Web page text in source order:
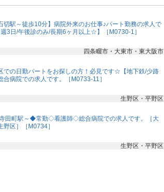
切駅～徒歩10分】病院外来のお仕事♪パート勤務の求人で
3日/午後診のみ/長期6ヶ月以上☆】［M0730-1］
四条畷市・大東市・東大阪市
での日勤パートをお探しの方！必見です☆【地下鉄/少路
合病院での求人です。［M0733-11］
生野区・平野区
田町駅～◆常勤◇看護師◇総合病院での求人です。［大
野区］［M0734］
生野区・平野区